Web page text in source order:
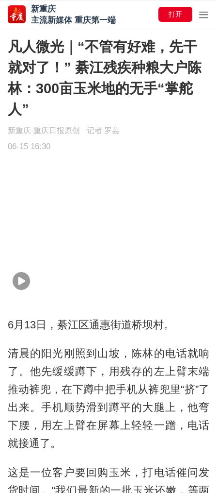
新重庆
主流新媒体 重庆第一端
打开
凡人微光｜“不管有好难，先干
就对了！” 綦江残疾种粮大户陈
林：300亩玉米地的无手“掌舵
人”
新重庆-重庆日报原创 记者 罗芸
06-15 16:30
6月13日，綦江区通惠街道桥坝村。
清晨的阳光刚照到山坡，陈林的电话就响
了。他先缓缓蹲下，用残存的左上臂末端
推动裤兜，在下蹲中把手机从裤兜里“挤”了
出来。手机顺势滑到蹲平的大腿上，他弯
下腰，用左上臂在屏幕上轻轻一蹭，电话
就接通了。
这是一位客户要回购玉米，打电话催问发
货时间。“我们最新的一批玉米还嫩，等两